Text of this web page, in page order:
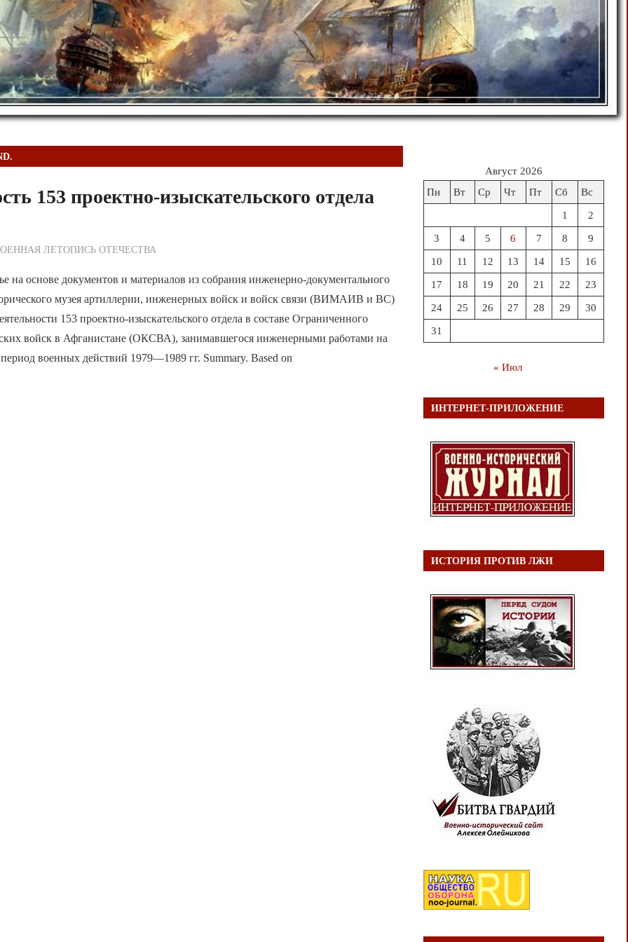
153 проектно-изыскательского отдела
по Редакции
ЛЕТОПИСЬ ОТЕЧЕСТВА
на основе документов и материалов из собрания инженерно-документального
музея артиллерии, инженерных войск и войск связи (ВИМАИВ и ВС)
153 проектно-изыскательского отдела в составе Ограниченного
войск в Афганистане (ОКСВА), занимавшегося инженерными работами на
военных действий 1979—1989 гг. Summary. Based on
Август 2026
Пн
Вт Ср Чт Пт Сб Вс
1 2
3 4 5 6 7 8 9
10 11 12 13 14 15 16
17 18 19 20 21 22 23
24 25 26 27 28 29 30
31
« Июл
ИНТЕРНЕТ-ПРИЛОЖЕНИЕ
ИСТОРИЯ ПРОТИВ ЛЖИ